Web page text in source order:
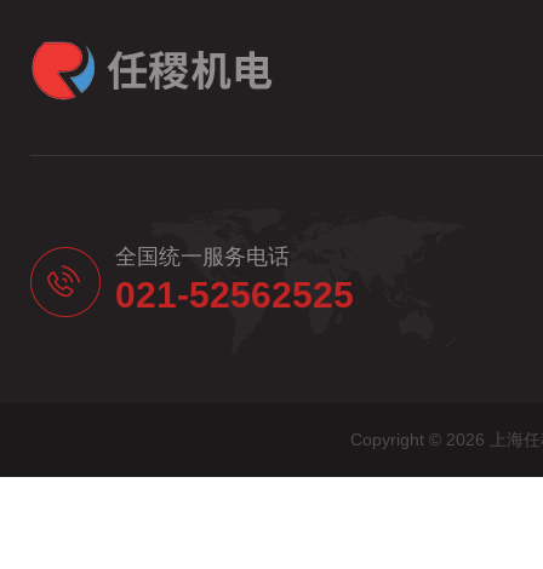
全国统一服务电话
021-52562525
Copyright © 2026 上海